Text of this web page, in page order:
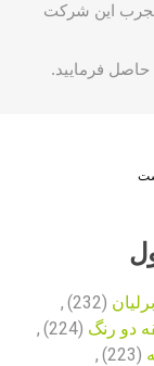
مجرب این شرکت
حاصل فرمایید.
(232)
,
دو رنگ (224)
,
(223)
,